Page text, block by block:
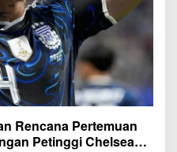
Rencana Pertemuan
Petinggi Chelsea